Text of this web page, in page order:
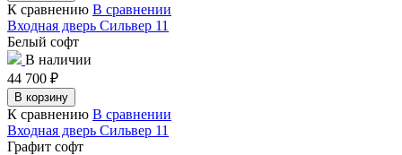
К сравнению В сравнении
Входная дверь Сильвер 11
Белый софт
В наличии
44 700 ₽
В корзину
К сравнению В сравнении
Входная дверь Сильвер 11
Графит софт